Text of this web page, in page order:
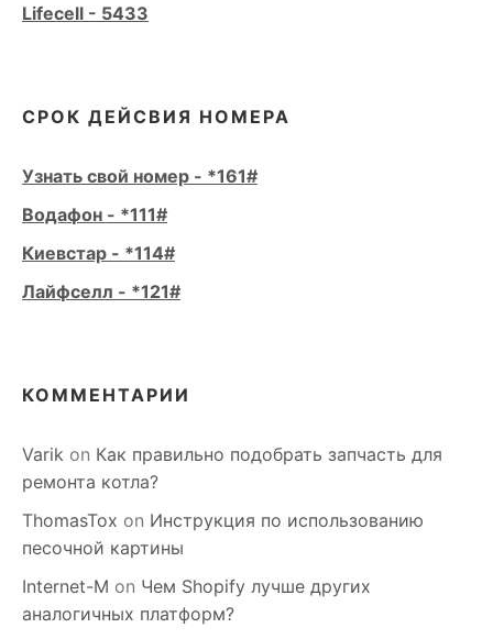
Lifecell - 5433
СРОК ДЕЙСВИЯ НОМЕРА
Узнать свой номер - *161#
Водафон - *111#
Киевстар - *114#
Лайфселл - *121#
КОММЕНТАРИИ
Varik on Как правильно подобрать запчасть для
ремонта котла?
ThomasTox on Инструкция по использованию
песочной картины
Internet-M on Чем Shopify лучше других
аналогичных платформ?